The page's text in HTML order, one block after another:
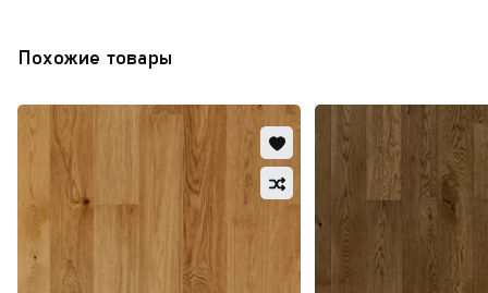
Похожие товары
Добавить
в
избранное
Обновляю
список...
Добавить
в
сравнение